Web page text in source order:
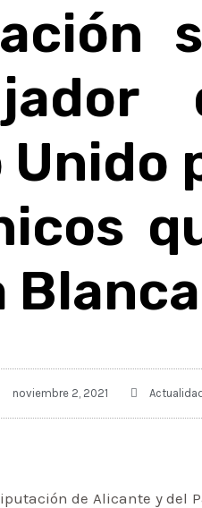
Unido
Blanca
noviembre 2, 2021
de Alicante y del